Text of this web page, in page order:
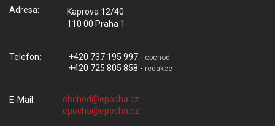
Adresa:
Kaprova 12/40
110 00 Praha 1
Telefon: +420 737 195 997 - obchod
+420 725 805 858 - redakce
E-Mail: